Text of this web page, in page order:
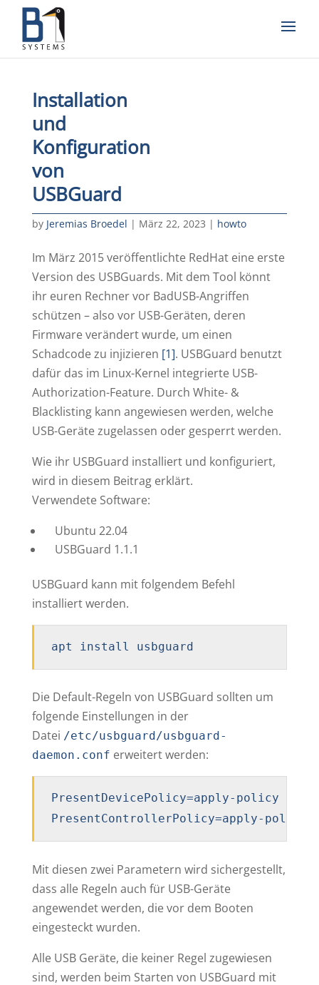
Installation
und
Konfiguration
von
USBGuard
by Jeremias Broedel | März 22, 2023 | howto
Im März 2015 veröffentlichte RedHat eine erste
Version des USBGuards. Mit dem Tool könnt
ihr euren Rechner vor BadUSB-Angriffen
schützen – also vor USB-Geräten, deren
Firmware verändert wurde, um einen
Schadcode zu injizieren [1]. USBGuard benutzt
dafür das im Linux-Kernel integrierte USB-
Authorization-Feature. Durch White- &
Blacklisting kann angewiesen werden, welche
USB-Geräte zugelassen oder gesperrt werden.
Wie ihr USBGuard installiert und konfiguriert,
wird in diesem Beitrag erklärt.
Verwendete Software:
Ubuntu 22.04
USBGuard 1.1.1
USBGuard kann mit folgendem Befehl
installiert werden.
apt install usbguard
Die Default-Regeln von USBGuard sollten um
folgende Einstellungen in der
Datei /etc/usbguard/usbguard-
daemon.conf erweitert werden:
PresentDevicePolicy=apply-policy
PresentControllerPolicy=apply-policy
Mit diesen zwei Parametern wird sicher­gestellt,
dass alle Regeln auch für USB-Geräte
angewendet werden, die vor dem Booten
eingesteckt wurden.
Alle USB Geräte, die keiner Regel zugewiesen
sind, werden beim Starten von USBGuard mit